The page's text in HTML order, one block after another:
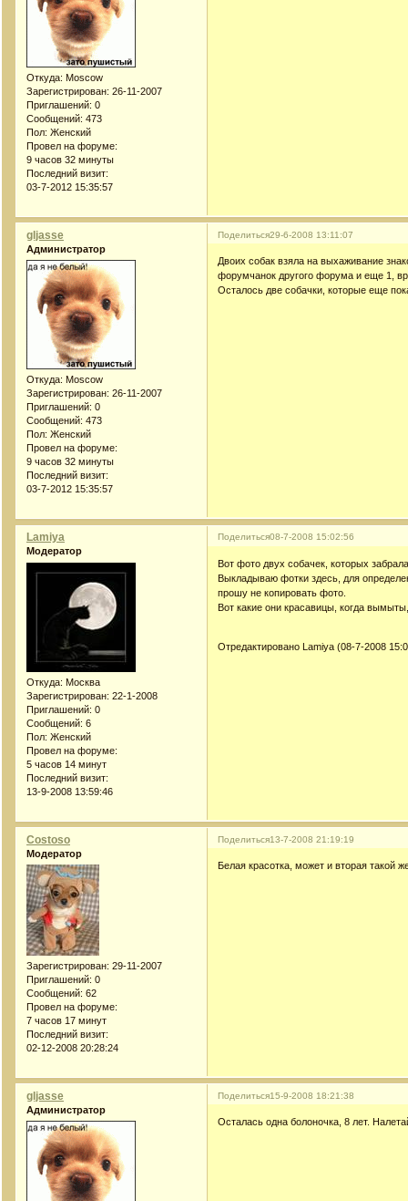
Откуда: Moscow
Зарегистрирован: 26-11-2007
Приглашений: 0
Сообщений: 473
Пол: Женский
Провел на форуме:
9 часов 32 минуты
Последний визит:
03-7-2012 15:35:57
Поделиться29-6-2008 13:11:07
gljasse
Администратор
Откуда: Moscow
Зарегистрирован: 26-11-2007
Приглашений: 0
Сообщений: 473
Пол: Женский
Провел на форуме:
9 часов 32 минуты
Последний визит:
03-7-2012 15:35:57
Двоих собак взяла на выхаживание
форумчанок другого форума и еще 1,
Осталось две собачки, которые еще
Поделиться08-7-2008 15:02:56
Lamiya
Модератор
Откуда: Москва
Зарегистрирован: 22-1-2008
Приглашений: 0
Сообщений: 6
Пол: Женский
Провел на форуме:
5 часов 14 минут
Последний визит:
13-9-2008 13:59:46
Вот фото двух собачек, которых
Выкладываю фотки здесь, для
прошу не копировать фото.
Вот какие они красавицы, когда
Отредактировано Lamiya (08-7-2008
Поделиться13-7-2008 21:19:19
Costoso
Модератор
Зарегистрирован: 29-11-2007
Приглашений: 0
Сообщений: 62
Провел на форуме:
7 часов 17 минут
Последний визит:
02-12-2008 20:28:24
Белая красотка, может и вторая такой
Поделиться15-9-2008 18:21:38
gljasse
Администратор
Осталась одна болоночка, 8 лет.